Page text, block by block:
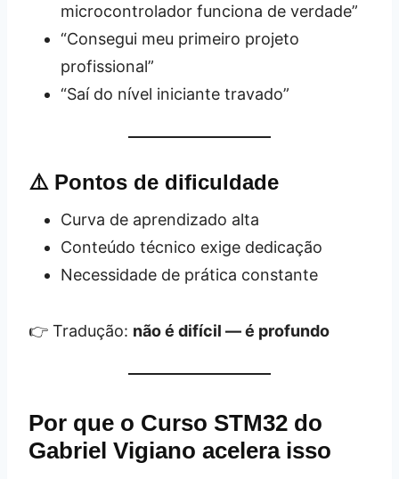
microcontrolador funciona de verdade”
“Consegui meu primeiro projeto
profissional”
“Saí do nível iniciante travado”
⚠️ Pontos de dificuldade
Curva de aprendizado alta
Conteúdo técnico exige dedicação
Necessidade de prática constante
👉 Tradução: não é difícil — é profundo
Por que o Curso STM32 do
Gabriel Vigiano acelera isso